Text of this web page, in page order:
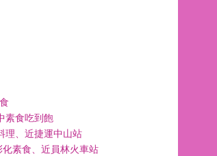
素食吃到飽
理、近捷運中山站
素食、近員林火車站